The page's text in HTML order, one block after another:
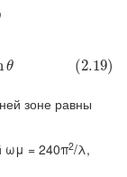
θ (2.19)
θ
зоне равны
ωμ = 240π2/λ,